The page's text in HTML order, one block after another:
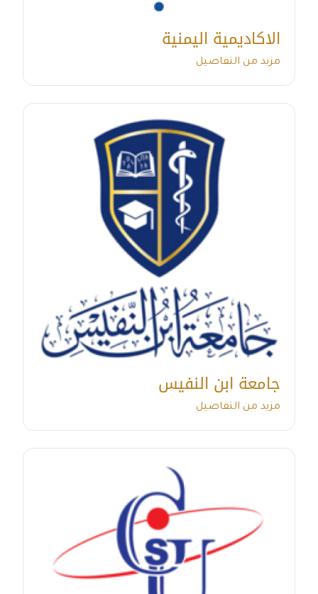
الاكاديمية اليمنية
مزيد من التفاصيل
جامعة ابن النفيس
مزيد من التفاصيل